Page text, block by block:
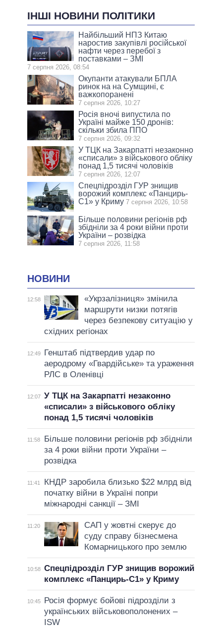
ІНШІ НОВИНИ ПОЛІТИКИ
Найбільший НПЗ Китаю
наростив закупівлі російської
нафти через перебої з
поставками – ЗМІ
7 серпня 2026, 08:54
Окупанти атакували БПЛА
ринок на на Сумщині, є
важкопоранені
7 серпня 2026, 10:27
Росія вночі випустила по
Україні майже 150 дронів:
скільки збила ППО
7 серпня 2026, 09:32
У ТЦК на Закарпатті незаконно
«списали» з військового обліку
понад 1,5 тисячі чоловіків
7 серпня 2026, 12:07
Спецпідрозділ ГУР знищив
ворожий комплекс «Панцирь-
С1» у Криму 7 серпня 2026, 10:58
Більше половини регіонів рф
збідніли за 4 роки війни проти
України – розвідка
7 серпня 2026, 11:58
НОВИНИ
12:58
«Укрзалізниця» змінила
маршрути низки потягів
через безпекову ситуацію у
східних регіонах
12:49
Генштаб підтвердив удар по
аеродрому «Гвардійське» та ураження
РЛС в Оленівці
12:07 У ТЦК на Закарпатті незаконно
«списали» з військового обліку
понад 1,5 тисячі чоловіків
11:58
Більше половини регіонів рф збідніли
за 4 роки війни проти України –
розвідка
11:41
КНДР заробила близько $22 млрд від
початку війни в Україні попри
міжнародні санкції – ЗМІ
11:20
САП у жовтні скерує до
суду справу бізнесмена
Комарницького про землю
10:58 Спецпідрозділ ГУР знищив ворожий
комплекс «Панцирь-С1» у Криму
10:45
Росія формує бойові підрозділи з
українських військовополонених –
ISW